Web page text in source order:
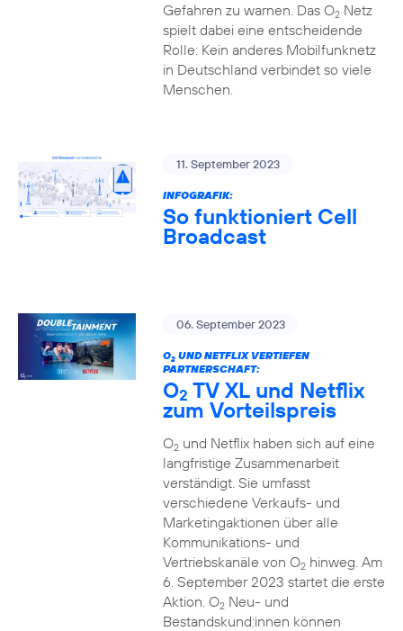
Gefahren zu warnen. Das O2Netz
spielt dabei eine entscheidende
Rolle: Kein anderes Mobilfunknetz
in Deutschland verbindet so viele
Menschen.
11. September 2023
INFOGRAFIK:
So funktioniert Cell
Broadcast
06. September 2023
O2UND NETFLIX VERTIEFEN
PARTNERSCHAFT:
O2 TV XL und Netflix
zum Vorteilspreis
O2und Netflix haben sich auf eine
langfristige Zusammenarbeit
verständigt. Sie umfasst
verschiedene Verkaufs- und
Marketingaktionen über alle
Kommunikations- und
Vertriebskanäle von O2hinweg. Am
6. September 2023 startet die erste
Aktion. O2Neu- und
Bestandskund:innen können